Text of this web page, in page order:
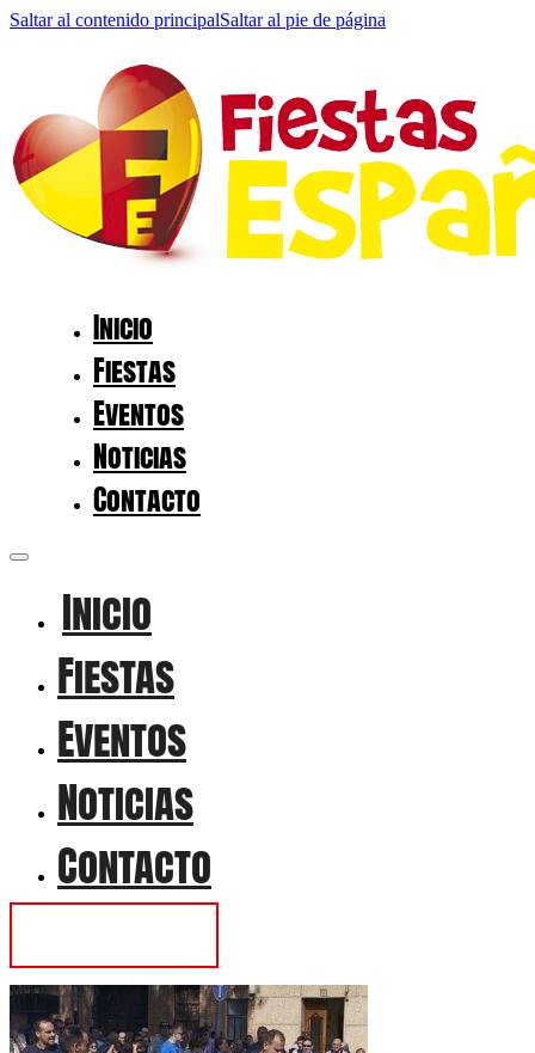
Saltar al contenido principalSaltar al pie de página
Inicio
Fiestas
Eventos
Noticias
Contacto
Inicio
Fiestas
Eventos
Noticias
Contacto